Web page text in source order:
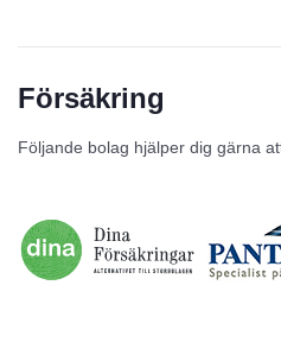
Försäkring
Följande bolag hjälper dig gärna